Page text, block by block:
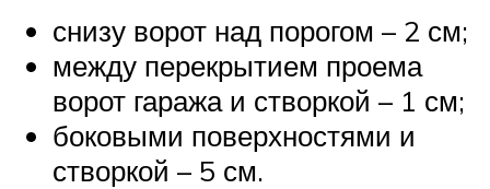
снизу ворот над порогом – 2 см;
между перекрытием проема
ворот гаража и створкой – 1 см;
боковыми поверхностями и
створкой – 5 см.